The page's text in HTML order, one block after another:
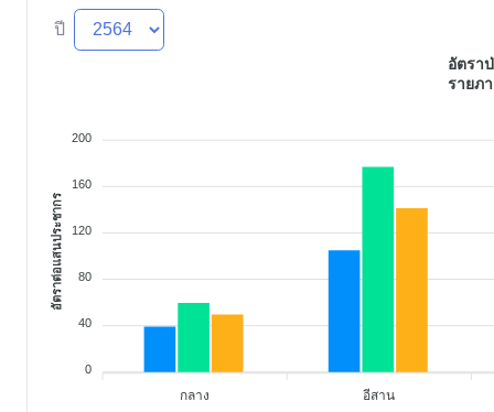
ปี
กลาง อีสาน
อัตรา
รายภ
200
160
120
80
40
0
อัตราต่อแสนประชากร